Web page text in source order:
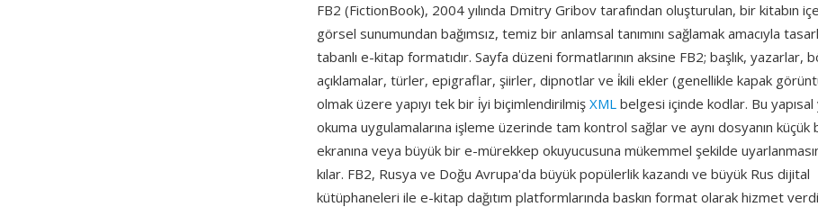
FB2 (FictionBook), 2004 yılında Dmitry Gribov tarafından oluşturulan, bir kitabın
görsel sunumundan bağımsız, temiz bir anlamsal tanımını sağlamak amacıyla
tabanlı e-kitap formatıdır. Sayfa düzeni formatlarının aksine FB2; başlık, yazarlar,
açıklamalar, türler, epigraflar, şiirler, dipnotlar ve i̇kili ekler (genellikle kapak
olmak üzere yapıyı tek bir i̇yi biçimlendirilmiş XML belgesi içinde kodlar. Bu yapısal
okuma uygulamalarına işleme üzerinde tam kontrol sağlar ve aynı dosyanın
ekranına veya büyük bir e-mürekkep okuyucusuna mükemmel şekilde
kılar. FB2, Rusya ve Doğu Avrupa'da büyük popülerlik kazandı ve büyük Rus dijital
kütüphaneleri ile e-kitap dağıtım platformlarında baskın format olarak hizmet